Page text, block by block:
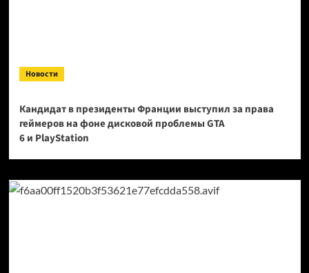
Новости
Кандидат в президенты Франции выступил за права
геймеров на фоне дисковой проблемы GTA
6 и PlayStation